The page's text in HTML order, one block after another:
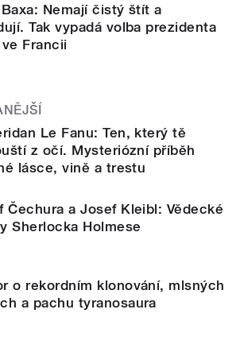
Nemají čistý štít a
Tak vypadá volba prezidenta
Francii
Le Fanu: Ten, který tě
z očí. Mysteriózní příběh
lásce, vině a trestu
Čechura a Josef Kleibl: Vědecké
Sherlocka Holmese
o rekordním klonování, mlsných
a pachu tyranosaura